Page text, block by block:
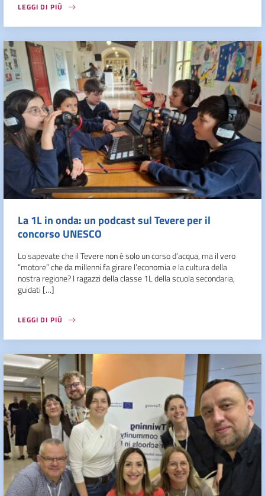
LEGGI DI PIÙ
La 1L in onda: un podcast sul Tevere per il
concorso UNESCO
Lo sapevate che il Tevere non è solo un corso d’acqua, ma il vero
“motore” che da millenni fa girare l’economia e la cultura della
nostra regione? I ragazzi della classe 1L della scuola secondaria,
guidati […]
LEGGI DI PIÙ